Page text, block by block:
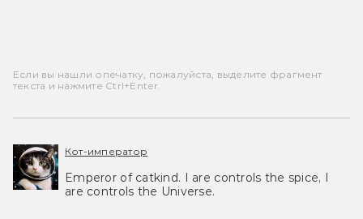
Если вы нашли опечатку, пожалуйста, выделите фрагмент
текста и нажмите Ctrl+Enter.
Кот-император
Emperor of catkind. I are controls the spice, I
are controls the Universe.